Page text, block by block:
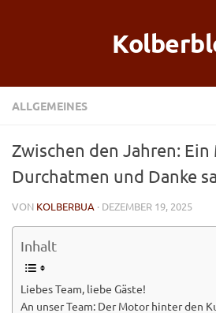
ALLGEMEINES
Zwischen den Jahren:
Durchatmen und Danke
VON KOLBERBUA · DEZEMBER 19, 2025
Inhalt
Liebes Team, liebe Gäste!
An unser Team: Der Motor hinter den